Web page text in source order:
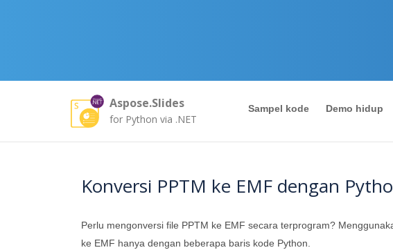
Aspose.Slides
for Python via .NET
Sampel kode Demo hidup
Konversi PPTM ke EMF dengan
Perlu mengonversi file PPTM ke EMF secara terprogram?
ke EMF hanya dengan beberapa baris kode Python.